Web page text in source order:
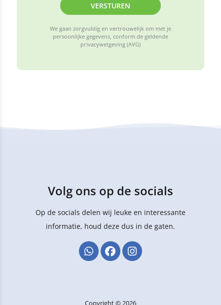
VERSTUREN
We gaan zorgvuldig en vertrouwelijk om met je
persoonlijke gegevens, conform de geldende
privacywetgeving (AVG)
Volg ons op de socials
Op de socials delen wij leuke en interessante
informatie, houd deze dus in de gaten.
Copyright © 2026